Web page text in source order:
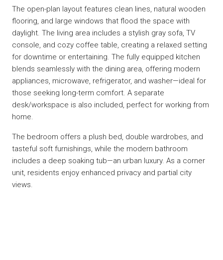
The open-plan layout features clean lines, natural wooden
flooring, and large windows that flood the space with
daylight. The living area includes a stylish gray sofa, TV
console, and cozy coffee table, creating a relaxed setting
for downtime or entertaining. The fully equipped kitchen
blends seamlessly with the dining area, offering modern
appliances, microwave, refrigerator, and washer—ideal for
those seeking long-term comfort. A separate
desk/workspace is also included, perfect for working from
home.
The bedroom offers a plush bed, double wardrobes, and
tasteful soft furnishings, while the modern bathroom
includes a deep soaking tub—an urban luxury. As a corner
unit, residents enjoy enhanced privacy and partial city
views.